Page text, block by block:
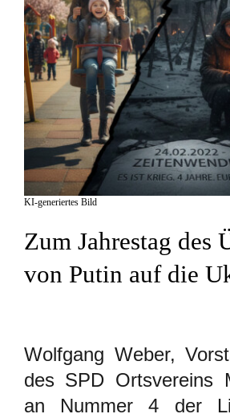
KI-generiertes Bild
Zum Jahrestag des
von Putin auf die
Wolfgang Weber,
des SPD Ortsvereins
an Nummer 4 der